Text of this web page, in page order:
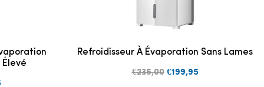
Refroidisseur À Évaporation Sans Lames
€235,00 €199,95